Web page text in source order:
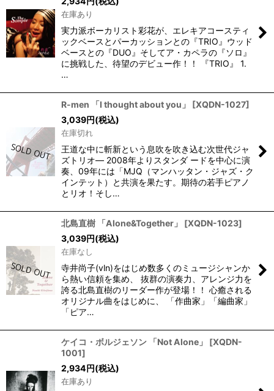
在庫あり
実力派ボーカリスト彩花が、エレキアコースティ
ックベースとパーカッションとの『TRIO』ウッド
ベースとの『DUO』そしてア・カペラの『ソロ』
に挑戦した、待望のデビュー作！！ 『TRIO』 1.
…
R-men 「I thought about you」 [XQDN-1027]
3,039円(税込)
在庫切れ
王道な中に斬新という息吹を吹き込む次世代ジャ
ズトリオ― 2008年よりスタンダ ードを中心に演
奏、09年には「MJQ（マンハッタン・ジャズ・ク
インテット）と共演を果たす。期待の若手ピアノ
とリオ！そし…
北島直樹 「Alone&Together」 [XQDN-1023]
3,039円(税込)
在庫なし
寺井尚子(vln)をはじめ数多くのミュージシャンか
ら熱い信頼を集め、 抜群の演奏力、アレンジ力を
誇る北島直樹のリーダー作が登場！！ 心癒される
オリジナル曲をはじめに、 「作曲家」「編曲家」
「ピア…
ケイコ・ボルジェソン 「Not Alone」 [XQDN-
1001]
2,934円(税込)
在庫あり